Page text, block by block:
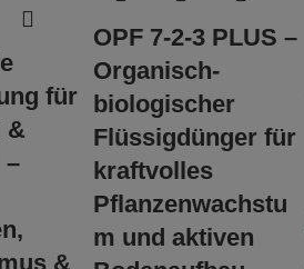
für
&
–
&
OPF 7-2-3 PLUS –
Organisch-
biologischer
Flüssigdünger für
kraftvolles
Pflanzenwachstu
m und aktiven